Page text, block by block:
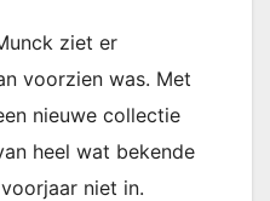
ziet er
voorzien was. Met
nieuwe collectie
heel wat bekende
niet in.